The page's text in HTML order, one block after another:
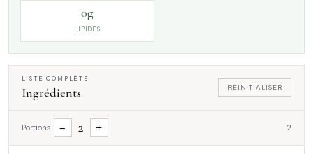
0g
LIPIDES
LISTE COMPLÈTE
Ingrédients RÉINITIALISER
Portions − 2 + 2